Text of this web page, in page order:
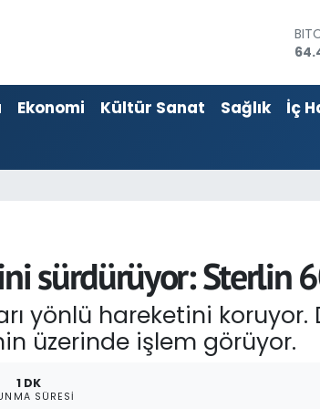
Ekonomi Kültür Sanat Sağlık İç
sürdürüyor: Sterlin
yönlü hareketini koruyor.
üzerinde işlem görüyor.
1 DK
SÜRESI